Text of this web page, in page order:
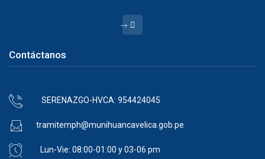
Contáctanos
SERENAZGO-HVCA: 954424045
tramitemph@munihuancavelica.gob.pe
Lun-Vie: 08:00-01:00 y 03-06 pm